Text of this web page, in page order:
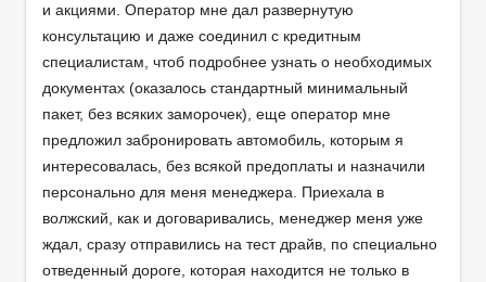
и акциями. Оператор мне дал развернутую
консультацию и даже соединил с кредитным
специалистам, чтоб подробнее узнать о необходимых
документах (оказалось стандартный минимальный
пакет, без всяких заморочек), еще оператор мне
предложил забронировать автомобиль, которым я
интересовалась, без всякой предоплаты и назначили
персонально для меня менеджера. Приехала в
волжский, как и договаривались, менеджер меня уже
ждал, сразу отправились на тест драйв, по специально
отведенный дороге, которая находится не только в